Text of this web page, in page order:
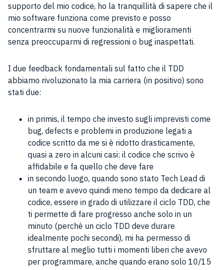
supporto del mio codice, ho la tranquillità di sapere che il
mio software funziona come previsto e posso
concentrarmi su nuove funzionalità e miglioramenti
senza preoccuparmi di regressioni o bug inaspettati.
I due feedback fondamentali sul fatto che il TDD
abbiamo rivoluzionato la mia carriera (in positivo) sono
stati due:
in primis, il tempo che investo sugli imprevisti come
bug, defects e problemi in produzione legati a
codice scritto da me si è ridotto drasticamente,
quasi a zero in alcuni casi: il codice che scrivo è
affidabile e fa quello che deve fare
in secondo luogo, quando sono stato Tech Lead di
un team e avevo quindi meno tempo da dedicare al
codice, essere in grado di utilizzare il ciclo TDD, che
ti permette di fare progresso anche solo in un
minuto (perchè un ciclo TDD deve durare
idealmente pochi secondi), mi ha permesso di
sfruttare al meglio tutti i momenti liberi che avevo
per programmare, anche quando erano solo 10/15